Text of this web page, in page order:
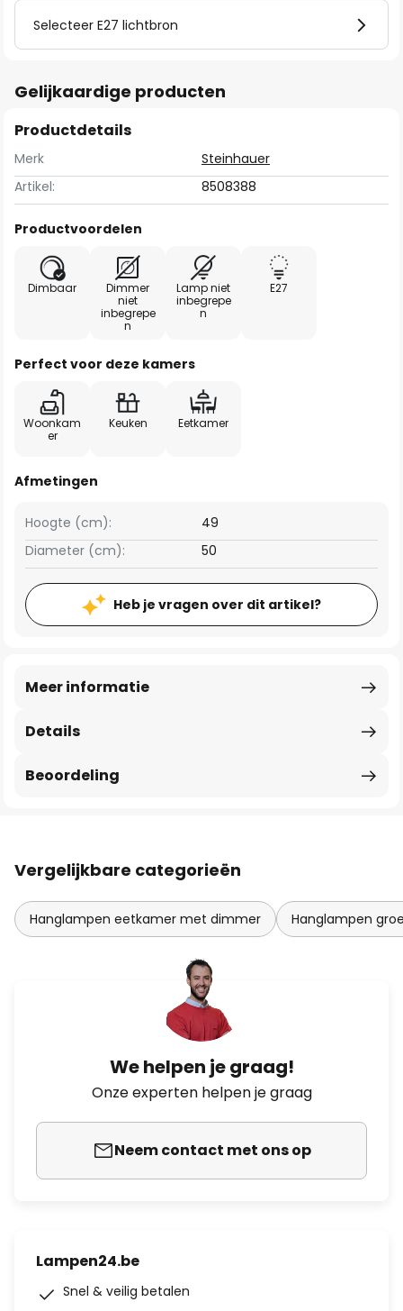
Selecteer E27 lichtbron
Gelijkaardige producten
Productdetails
Merk
Steinhauer
Artikel:
8508388
Productvoordelen
Dimbaar
Dimmer
niet
inbegrepe
n
Lamp niet
inbegrepe
n
E27
Perfect voor deze kamers
Woonkam
er
Keuken Eetkamer
Afmetingen
Hoogte (cm):
49
Diameter (cm):
50
Heb je vragen over dit artikel?
Details
Meer informatie
Beoordeling
Vergelijkbare categorieën
Hanglampen eetkamer met dimmer Hanglampen
We helpen je graag!
Onze experten helpen je graag
Neem contact met ons op
Lampen24.be
Snel & veilig betalen